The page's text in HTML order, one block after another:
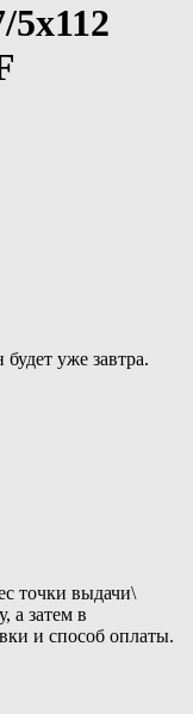
5x112
уже завтра.
точки выдачи\
а затем в
и способ оплаты.